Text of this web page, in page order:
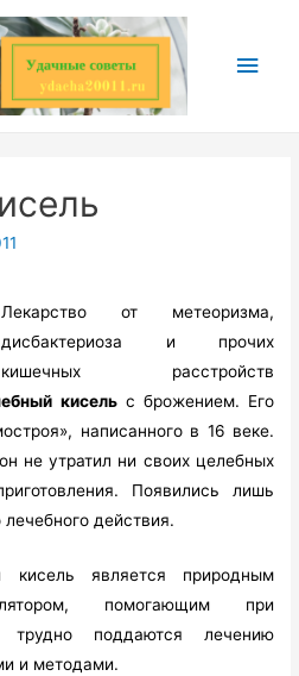
Лекарство от метеоризма,
дисбактериоза и прочих
кишечных расстройств
кисельс брожением. Его
написанного в 16 веке.
не утратил ни своих целебных
Появились лишь
действия.
кисель является природным
помогающим при
трудно поддаются лечению
и методами.